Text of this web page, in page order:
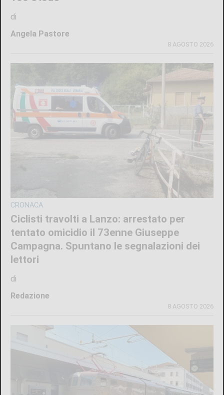
di
Angela Pastore
8 AGOSTO 2026
CRONACA
Ciclisti travolti a Lanzo: arrestato per
tentato omicidio il 73enne Giuseppe
Campagna. Spuntano le segnalazioni dei
lettori
di
Redazione
8 AGOSTO 2026